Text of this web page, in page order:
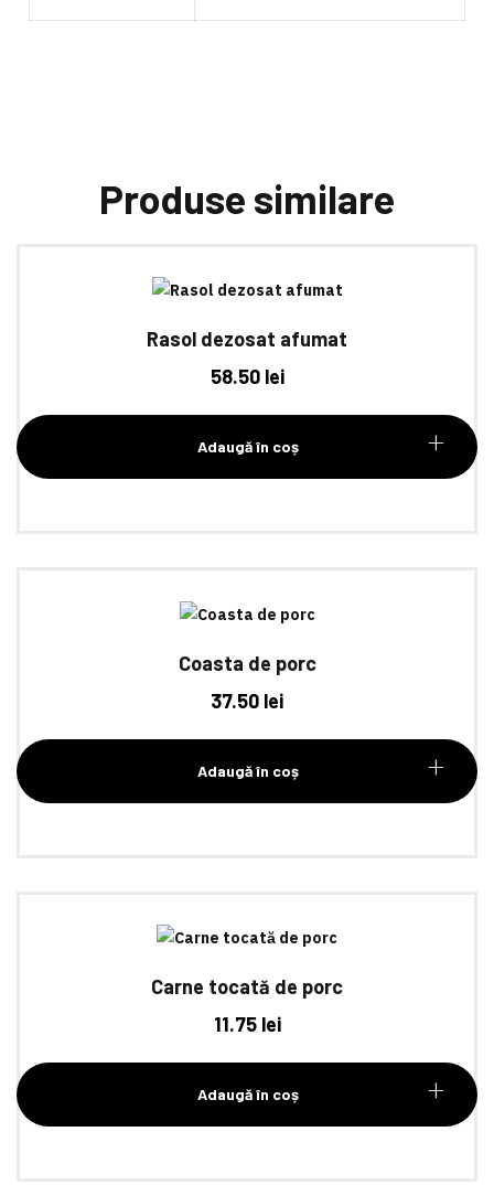
Produse similare
Rasol dezosat afumat
58.50 lei
Adaugă în coș
Coasta de porc
37.50 lei
Adaugă în coș
Carne tocată de porc
11.75 lei
Adaugă în coș